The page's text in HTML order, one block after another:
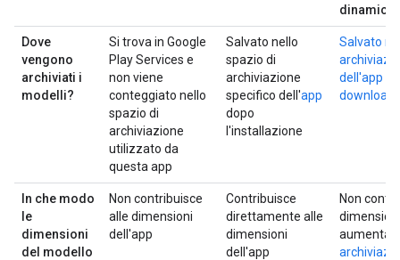
Dove
vengono
archiviati i
modelli?
Si trova in Google
Play Services e
non viene
conteggiato nello
spazio di
archiviazione
utilizzato da
questa app
Salvato nello
spazio di
archiviazione
specifico dell'app
dopo
l'installazione
Salvato
dell'app
download
In che modo
le
dimensioni
del modello
Non contribuisce
alle dimensioni
dell'app
Contribuisce
direttamente alle
dimensioni
dell'app
Non
aumenta